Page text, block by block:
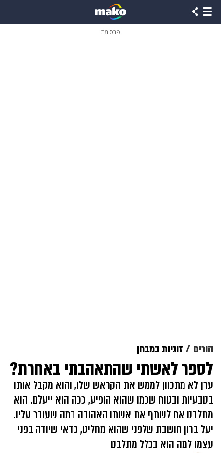
פרסומת
הורים זוגיות במבחן
לספר לאשתי שהתאהבתי באחרת?
ערן לא מתכוון לממש את הקראש שלו, והוא מקבל אותו
בטבעיות ובטוח שכמו שהוא הופיע, ככה הוא ייעלם. הוא
מתלבט אם לשתף את אשתו האהובה במה שעובר עליו.
יעל ברון חושבת שלפני שהוא מחליט, כדאי שיודה בפני
עצמו למה הוא בכלל מתלבט